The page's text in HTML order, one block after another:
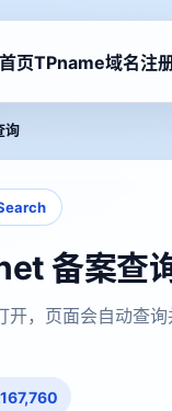
首页TPname域名注
询
备案查
开，页面会自动查